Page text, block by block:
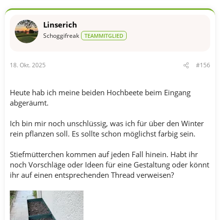
k
o
:
Linserich
Schoggifreak TEAMMITGLIED
18. Okt. 2025 #156
Heute hab ich meine beiden Hochbeete beim Eingang
abgeräumt.
Ich bin mir noch unschlüssig, was ich für über den Winter
rein pflanzen soll. Es sollte schon möglichst farbig sein.
Stiefmütterchen kommen auf jeden Fall hinein. Habt ihr
noch Vorschläge oder Ideen für eine Gestaltung oder könnt
ihr auf einen entsprechenden Thread verweisen?